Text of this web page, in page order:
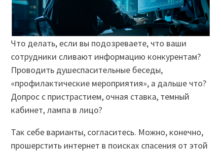
Что делать, если вы подозреваете, что ваши
сотрудники сливают информацию конкурентам?
Проводить душеспасительные беседы,
«профилактические мероприятия», а дальше что?
Допрос с пристрастием, очная ставка, темный
кабинет, лампа в лицо?
Так себе варианты, согласитесь. Можно, конечно,
прошерстить интернет в поисках спасения от этой